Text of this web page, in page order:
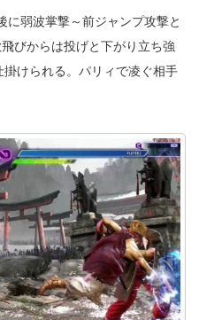
に弱波掌撃～前ジャンプ攻撃と
びからは投げと下がり立ち強
けられる。パリィで凌ぐ相手